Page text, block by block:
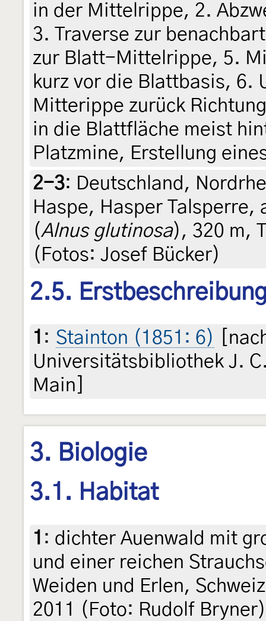
in der Mittelrippe, 2.
3. Traverse zur
zur Blatt-Mittelrippe, 5.
kurz vor die Blattbasis, 6.
Mitterippe zurück
in die Blattfläche meist
Platzmine, Erstellung
2-3: Deutschland,
Haspe, Hasper Talsperre,
(Alnus glutinosa), 320 m,
(Fotos: Josef Bücker)
2.5.
1 : Stainton (1851: 6)
Universitätsbibliothek J.
Main]
3. Biologie
3.1. Habitat
1 : dichter Auenwald mit
und einer reichen
Weiden und Erlen,
2011 (Foto: Rudolf Bryner)